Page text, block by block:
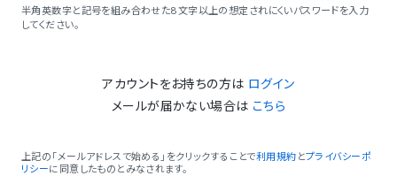
半角英数字と記号を組み合わせた8文字以上の想定されにくいパスワードを入力
してください。
アカウントをお持ちの方は ログイン
メールが届かない場合は こちら
上記の「メールアドレスで始める」をクリックすることで利用規約 とプライバシーポ
リシーに同意したものとみなされます。